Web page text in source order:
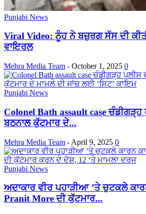
Punjabi News
Viral Video: ਨੂੰਹ ਨੇ ਬਜ਼ੁਰਗ ਸੱਸ ਦੀ
ਵਾਇਰਲ
Mehra Media Team - October 1, 2025 0
Punjabi News
Colonel Bath assault case
ਬਠਨਾਲ ਕੁੱਟਮਾਰ ਦੇ...
Mehra Media Team - April 9, 2025 0
Punjabi News
ਅਦਾਕਾਰ ਵੀਰ ਪਹਾੜੀਆ ’ਤੇ ਚੁਟਕਲੇ
Pranit More ਦੀ ਕੁੱਟਮਾਰ...